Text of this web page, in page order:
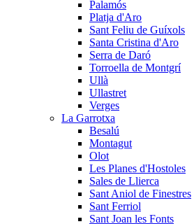
Palamós
Platja d'Aro
Sant Feliu de Guíxols
Santa Cristina d'Aro
Serra de Daró
Torroella de Montgrí
Ullà
Ullastret
Verges
La Garrotxa
Besalú
Montagut
Olot
Les Planes d'Hostoles
Sales de Llierca
Sant Aniol de Finestres
Sant Ferriol
Sant Joan les Fonts